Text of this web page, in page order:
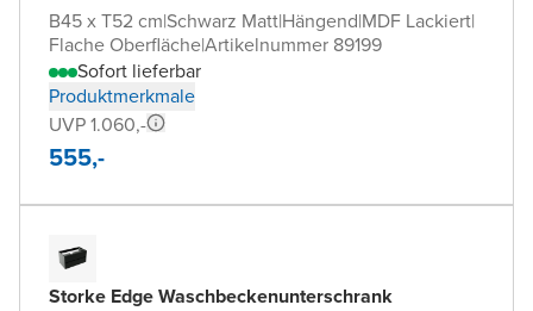
B45 x T52 cm|Schwarz Matt|Hängend|MDF Lackiert|
Flache Oberfläche|Artikelnummer 89199
Sofort lieferbar
Produktmerkmale
UVP 1.060,-
555,-
Storke Edge Waschbeckenunterschrank